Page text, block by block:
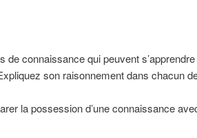
connaissance qui peuvent
son raisonnement dans chacun
la possession d’une connaissance